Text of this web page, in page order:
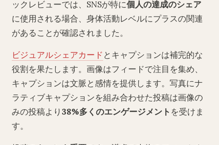
ックレビューでは、SNSが特に個人の達成のシェア
に使用される場合、身体活動レベルにプラスの関連
があることが確認されました。
ビジュアルシェアカード とキャプションは補完的な
役割を果たします。画像はフィードで注目を集め、
キャプションは文脈と感情を提供します。写真にナ
ラティブキャプションを組み合わせた投稿は画像の
みの投稿より 38%多くのエンゲージメント を受けま
す。